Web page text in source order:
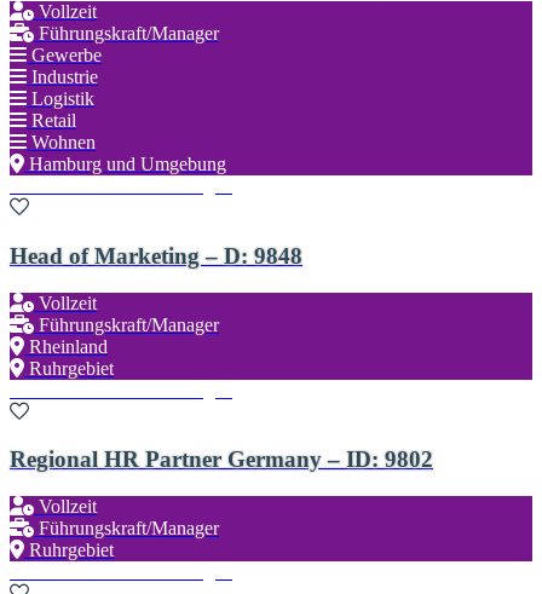
Vollzeit
Führungskraft/Manager
Gewerbe
Industrie
Logistik
Retail
Wohnen
Hamburg und Umgebung
Head of Marketing – D: 9848
Vollzeit
Führungskraft/Manager
Rheinland
Ruhrgebiet
Regional HR Partner Germany – ID: 9802
Vollzeit
Führungskraft/Manager
Ruhrgebiet